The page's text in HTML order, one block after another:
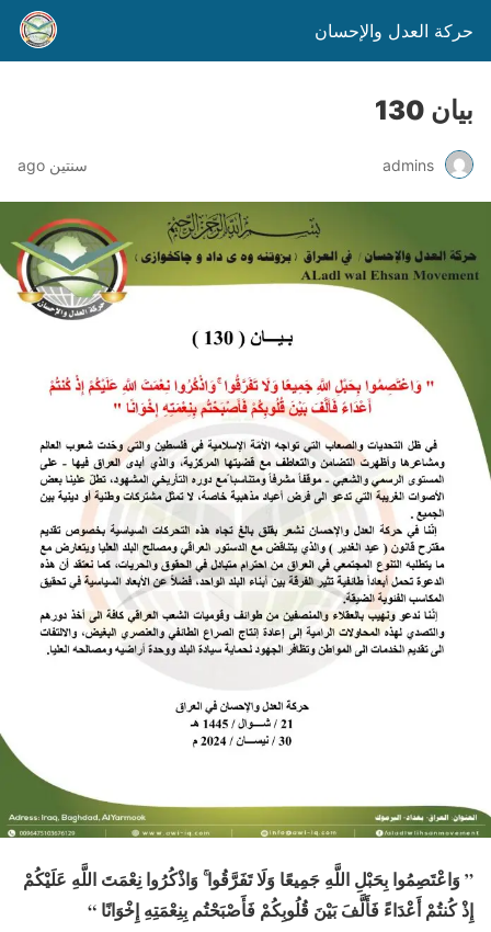
حركة العدل والإحسان
بيان 130
admins سنتين ago
” وَاعْتَصِمُوا بِحَبْلِ اللَّهِ جَمِيعًا وَلَا تَفَرَّقُوا ۚ وَاذْكُرُوا نِعْمَتَ اللَّهِ عَلَيْكُمْ
إِذْ كُنتُمْ أَعْدَاءً فَأَلَّفَ بَيْنَ قُلُوبِكُمْ فَأَصْبَحْتُم بِنِعْمَتِهِ إِخْوَانًا “